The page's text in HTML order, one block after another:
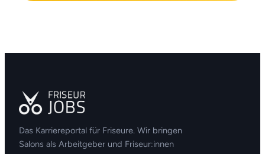
Das Karriereportal für Friseure. Wir bringen
Salons als Arbeitgeber und Friseur:innen